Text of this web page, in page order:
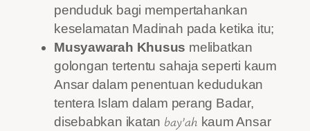
penduduk bagi mempertahankan
keselamatan Madinah pada ketika itu;
Musyawarah Khusus melibatkan
golongan tertentu sahaja seperti kaum
Ansar dalam penentuan kedudukan
tentera Islam dalam perang Badar,
disebabkan ikatan bay’ah kaum Ansar